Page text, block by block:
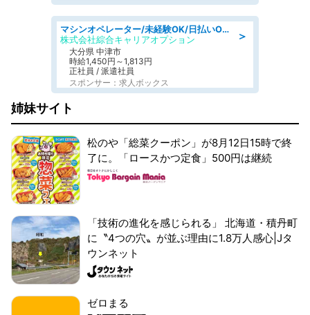
＞
マシンオペレーター/未経験OK/日払いOK/交替制/20・30・40代活躍中/製造 工場
株式会社綜合キャリアオプション
大分県 中津市
時給1,450円～1,813円
正社員 / 派遣社員
スポンサー：求人ボックス
姉妹サイト
松のや「総菜クーポン」が8月12日15時で終
了に。「ロースかつ定食」500円は継続
「技術の進化を感じられる」 北海道・積丹町
に〝4つの穴〟が並ぶ理由に1.8万人感心|Jタ
ウンネット
ゼロまる